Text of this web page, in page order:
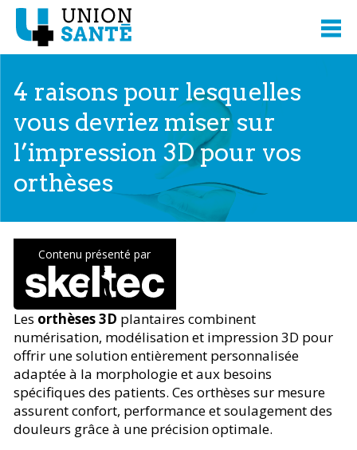
4 raisons pour lesquelles
vous devriez miser sur
l’impression 3D pour vos
orthèses
Contenu présenté par
Les orthèses 3D plantaires combinent
numérisation, modélisation et impression 3D pour
offrir une solution entièrement personnalisée
adaptée à la morphologie et aux besoins
spécifiques des patients. Ces orthèses sur mesure
assurent confort, performance et soulagement des
douleurs grâce à une précision optimale.